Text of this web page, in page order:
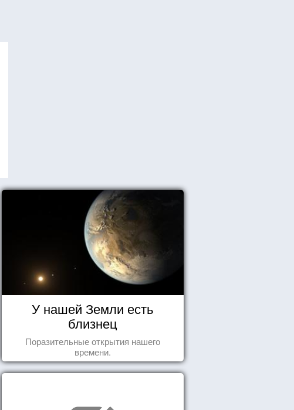
У нашей Земли есть
близнец
Поразительные открытия нашего
времени.